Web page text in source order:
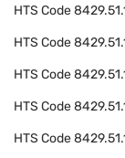
HTS Code
HTS Code
HTS Code
HTS Code
HTS Code